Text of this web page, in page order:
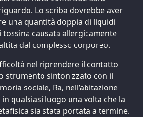
Lo scriba dovrebbe aver
una quantità doppia di liquidi
tossina causata allergicamente
dal complesso corporeo.
nel riprendere il contatto
strumento sintonizzato con il
sociale, Ra, nell’abitazione
qualsiasi luogo una volta che la
sia stata portata a termine.